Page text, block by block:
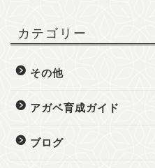
カテゴリー
その他
アガベ育成ガイド
ブログ